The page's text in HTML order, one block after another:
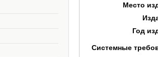
Место
Год
Системные